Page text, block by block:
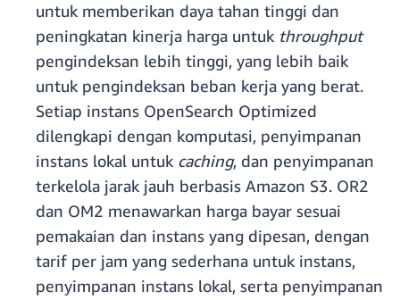
untuk memberikan daya tahan tinggi dan
peningkatan kinerja harga untuk throughput
pengindeksan lebih tinggi, yang lebih baik
untuk pengindeksan beban kerja yang berat.
Setiap instans OpenSearch Optimized
dilengkapi dengan komputasi, penyimpanan
instans lokal untuk caching, dan penyimpanan
terkelola jarak jauh berbasis Amazon S3. OR2
dan OM2 menawarkan harga bayar sesuai
pemakaian dan instans yang dipesan, dengan
tarif per jam yang sederhana untuk instans,
penyimpanan instans lokal, serta penyimpanan